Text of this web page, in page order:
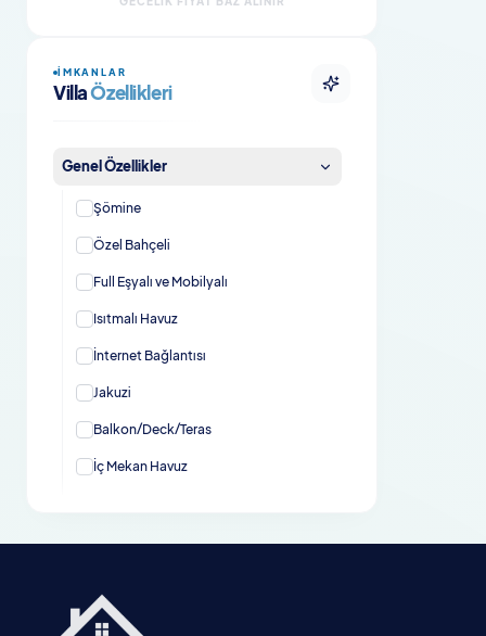
Evcil Hayvan Dostu Villalar
Isıtmalı Havuzlu Villalar
Kahvaltı Dahil Villalar
En Çok Tercih Edilenler
İMKANLAR
VillaÖzellikleri
Genel Özellikler
Şömine
Özel Bahçeli
Full Eşyalı ve Mobilyalı
Isıtmalı Havuz
İnternet Bağlantısı
Jakuzi
Balkon/Deck/Teras
İç Mekan Havuz
Jenaratör
Sıradışı Mimari